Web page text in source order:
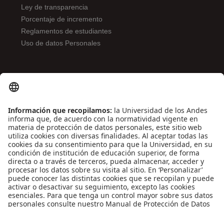
Ley de transparencia
Porcentaje de incremento
Reglamentos de estudiantes
Uso de datos Personales
Contáctenos
Biblioguías
Preguntas frecuentes
Capacitación
Directrices
Entretenimiento
Compra de libros y material audiovisual